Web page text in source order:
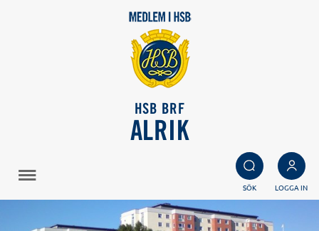
HSB BRF
ALRIK
SÖK LOGGA IN